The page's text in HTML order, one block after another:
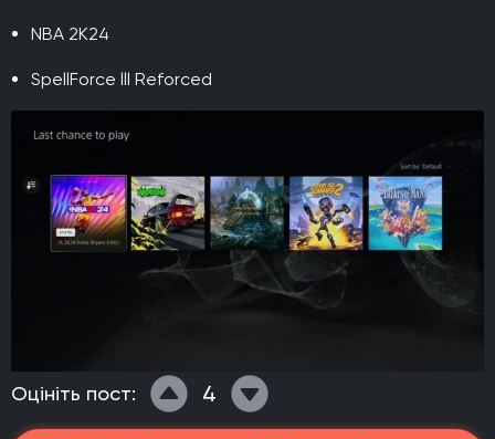
NBA 2K24
SpellForce lll Reforced
Оцініть пост: 4